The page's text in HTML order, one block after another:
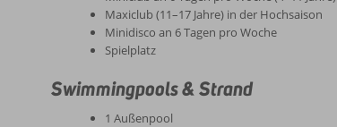
Maxiclub (11–17 Jahre) in der Hochsaison
Minidisco an 6 Tagen pro Woche
Spielplatz
Swimmingpools & Strand
1 Außenpool